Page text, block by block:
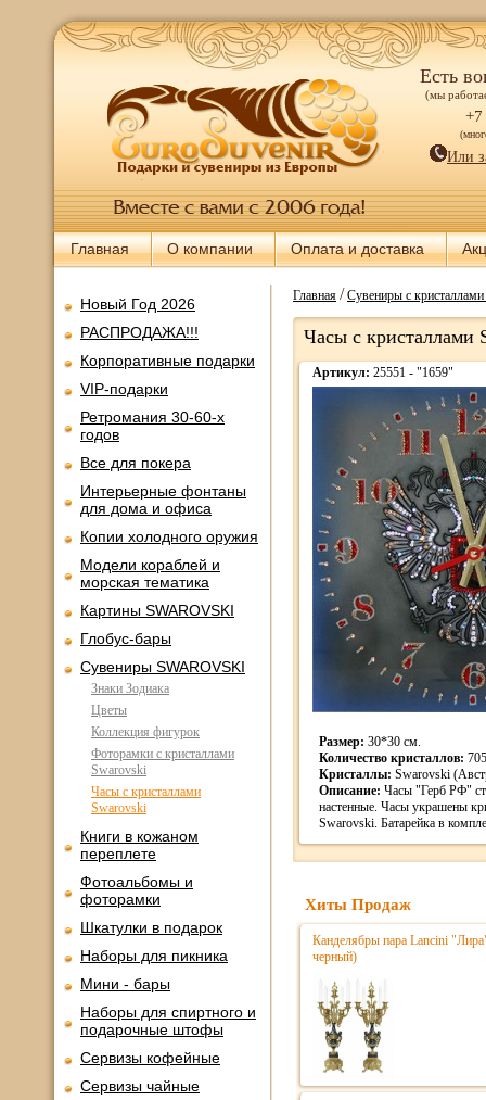
Есть
(мы
+7
Или
Главная О компании Оплата и доставка
Новый Год 2026
РАСПРОДАЖА!!!
Корпоративные подарки
VIP-подарки
Ретромания 30-60-х
годов
Все для покера
Интерьерные фонтаны
для дома и офиса
Копии холодного оружия
Модели кораблей и
морская тематика
Картины SWAROVSKI
Глобус-бары
Сувениры SWAROVSKI
Знаки Зодиака
Цветы
Коллекция фигурок
Фоторамки с кристаллами
Swarovski
Часы с кристаллами
Swarovski
Книги в кожаном
переплете
Фотоальбомы и
фоторамки
Шкатулки в подарок
Наборы для пикника
Мини - бары
Наборы для спиртного и
подарочные штофы
Сервизы кофейные
Сервизы чайные
Главная/Сувениры с
Часы с кристаллами
Артикул: 25551 - "1659"
Размер: 30*30 см.
Количество кристаллов: 705
Кристаллы: Swarovski
Описание: Часы "Герб РФ"
настенные. Часы украшены
Swarovski. Батарейка в
Хиты Продаж
Канделябры пара Lancini
черный)